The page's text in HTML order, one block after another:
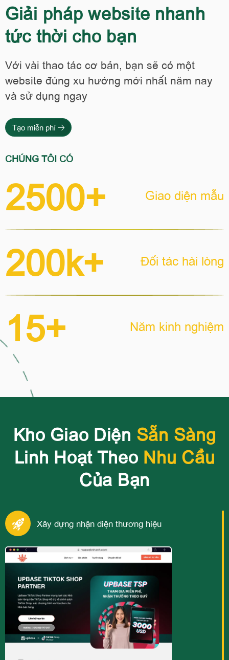
Giải pháp website nhanh
tức thời cho bạn
Với vài thao tác cơ bản, bạn sẽ có một
website đúng xu hướng mới nhất năm nay
và sử dụng ngay
Tạo miễn phí
CHÚNG TÔI CÓ
2500+ Giao diện mẫu
200k+ Đối tác hài lòng
15+ Năm kinh nghiệm
Kho Giao Diện Sẵn Sàng
Linh Hoạt Theo Nhu Cầu
Của Bạn
Xây dựng nhận diện thương hiệu